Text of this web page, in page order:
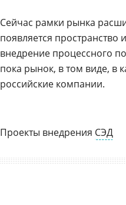
Сейчас рамки рынка
появляется пространство
внедрение процессного
пока рынок, в том виде, в
российские компании.
Проекты внедрения СЭД